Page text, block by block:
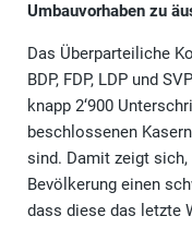
Umbauvorhaben zu
Das Überparteiliche
BDP, FDP, LDP und
knapp 2‘900
beschlossenen
sind. Damit zeigt
Bevölkerung einen
dass diese das letzte